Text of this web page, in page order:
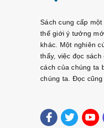
Sách cung cấp
thế giới ý tưởng
khác. Một nghiên
thấy, việc đọc
cách của chúng ta
chúng ta. Đọc